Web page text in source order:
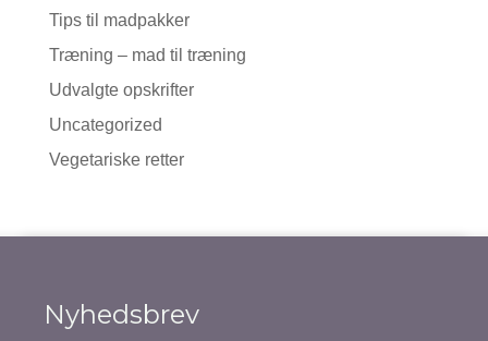
Tips til madpakker
Træning – mad til træning
Udvalgte opskrifter
Uncategorized
Vegetariske retter
Nyhedsbrev